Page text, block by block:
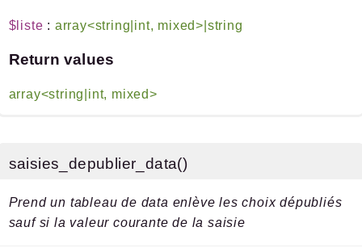
$liste : array<string|int, mixed>|string
Return values
array<string|int, mixed>
saisies_depublier_data()
Prend un tableau de data enlève les choix dépubliés
sauf si la valeur courante de la saisie